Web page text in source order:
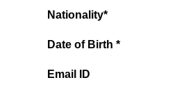
Nationality*
Date of Birth *
Email ID